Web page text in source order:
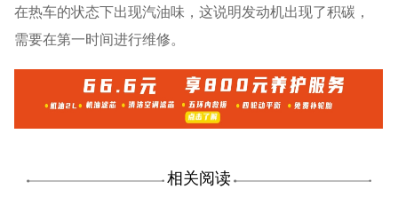
在热车的状态下出现汽油味，这说明发动机出现了积碳，
需要在第一时间进行维修。
相关阅读